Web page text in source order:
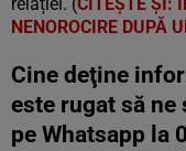
NENOROCIRE DUPĂ
Cine deţine
este rugat să ne
pe Whatsapp la